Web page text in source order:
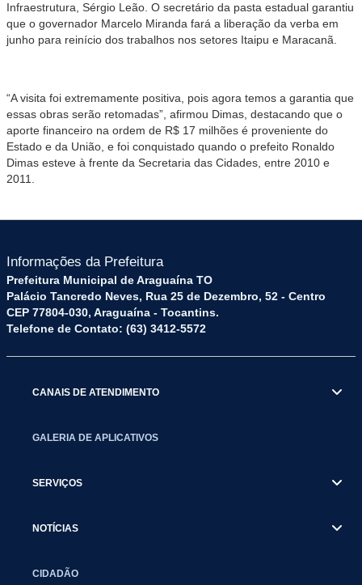
Infraestrutura, Sérgio Leão. O secretário da pasta estadual garantiu
que o governador Marcelo Miranda fará a liberação da verba em
junho para reinício dos trabalhos nos setores Itaipu e Maracanã.
“A visita foi extremamente positiva, pois agora temos a garantia que
essas obras serão retomadas”, afirmou Dimas, destacando que o
aporte financeiro na ordem de R$ 17 milhões é proveniente do
Estado e da União, e foi conquistado quando o prefeito Ronaldo
Dimas esteve à frente da Secretaria das Cidades, entre 2010 e
2011.
Informações da Prefeitura
Prefeitura Municipal de Araguaína TO
Palácio Tancredo Neves, Rua 25 de Dezembro, 52 - Centro
CEP 77804-030, Araguaína - Tocantins.
Telefone de Contato: (63) 3412-5572
CANAIS DE ATENDIMENTO
GALERIA DE APLICATIVOS
SERVIÇOS
NOTÍCIAS
CIDADÃO